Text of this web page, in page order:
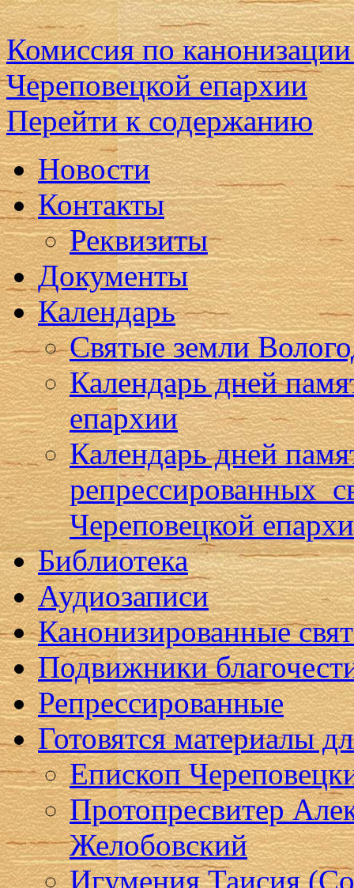
Комиссия по
Череповецкой епархии
Перейти к содержанию
Новости
Контакты
Реквизиты
Документы
Календарь
Святые земли
Календарь дней
епархии
Календарь дней
репрессированных
Череповецкой
Библиотека
Аудиозаписи
Канонизированные
Подвижники
Репрессированные
Готовятся материалы
Епископ
Протопресвитер
Желобовский
Игумения Таисия